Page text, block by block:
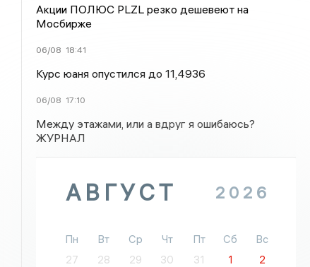
Акции ПОЛЮС PLZL резко дешевеют на
Мосбирже
06/08 18:41
Курс юаня опустился до 11,4936
06/08 17:10
Между этажами, или а вдруг я ошибаюсь?
ЖУРНАЛ
АВГУСТ 2026
Пн Вт Ср Чт Пт Сб
Вс
27
28 29 30 31 1
2